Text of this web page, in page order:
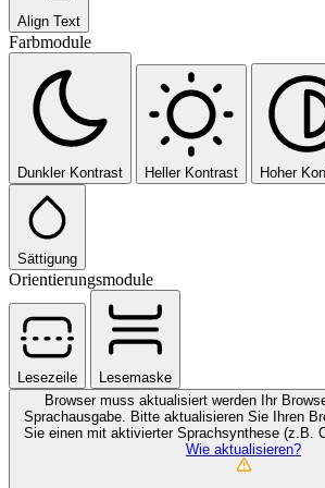
Align Text
Farbmodule
Dunkler Kontrast Heller Kontrast Hoher
Sättigung
Orientierungsmodule
Lesezeile
Lesemaske
Browser muss aktualisiert werden
Ihr
Sprachausgabe. Bitte aktualisieren Sie Ihren
Sie einen mit aktivierter Sprachsynthese (z.B.
Wie aktualisieren?